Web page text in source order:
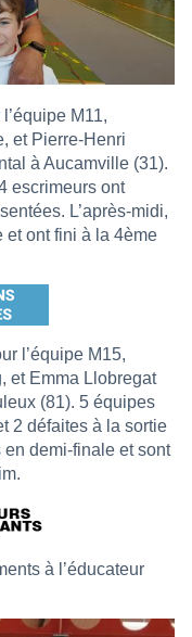
M11,
et Pierre-Henri
à Aucamville (31).
escrimeurs ont
L’après-midi,
et ont fini à la 4ème
l’équipe M15,
et Emma Llobregat
(81). 5 équipes
2 défaites à la sortie
demi-finale et sont
à l’éducateur